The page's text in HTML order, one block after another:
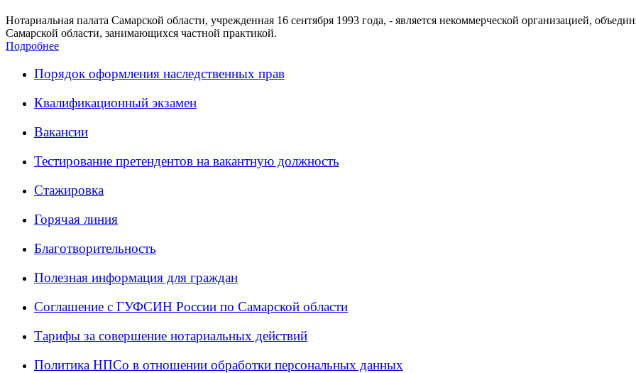
Нотариальная палата Самарской области, учрежденная 16 сентября 1993 года, - является некоммерческой организацией,
Самарской области, занимающихся частной практикой.
Подробнее
Порядок оформления наследственных прав
Квалификационный экзамен
Вакансии
Тестирование претендентов на вакантную должность
Стажировка
Горячая линия
Благотворительность
Полезная информация для граждан
Соглашение с ГУФСИН России по Самарской области
Тарифы за совершение нотариальных действий
Политика НПСо в отношении обработки персональных данных